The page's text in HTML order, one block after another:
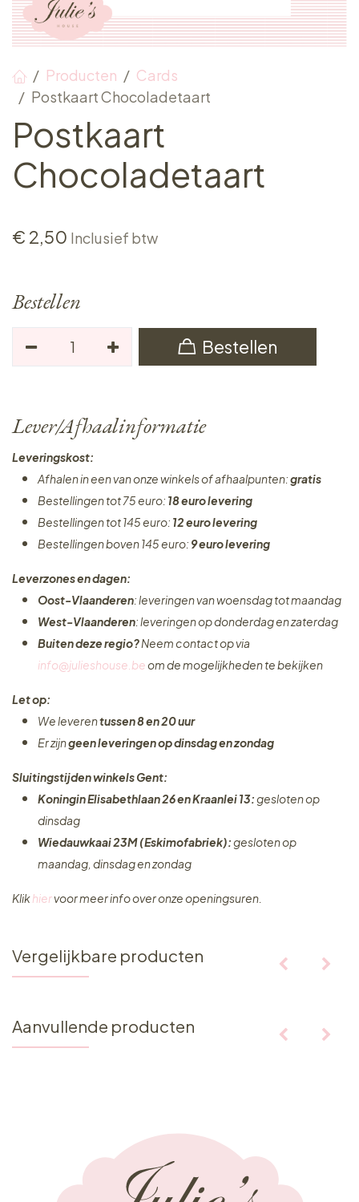
Producten
Cards
Postkaart Chocoladetaart
Postkaart
Chocoladetaart
€ 2,50 Inclusief btw
Bestellen
Bestellen
Lever/Afhaalinformatie
Leveringskost:
Afhalen in een van onze winkels of afhaalpunten:gratis
Bestellingen tot 75 euro: 18 euro levering
Bestellingen tot 145 euro: 12 euro levering
Bestellingen boven 145 euro: 9 euro levering
Leverzones en dagen:
Oost-Vlaanderen: leveringen van woensdag tot maandag
West-Vlaanderen: leveringen op donderdag en zaterdag
Buiten deze regio?Neem contact op via
info@julieshouse.beom de mogelijkheden te bekijken
Let op:
We leverentussen 8 en 20 uur
Er zijngeen leveringenop dinsdag en zondag
Sluitingstijden winkels Gent:
Koningin Elisabethlaan 26 en Kraanlei 13:gesloten op
dinsdag
Wiedauwkaai 23M (Eskimofabriek):gesloten op
maandag, dinsdag en zondag
Klikhiervoor meer info over onze openingsuren.
Vergelijkbare producten
Aanvullende producten